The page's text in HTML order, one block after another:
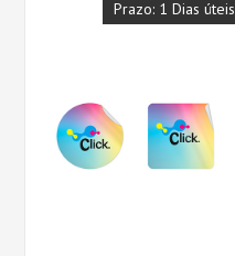
Prazo: 1 Dias úteis